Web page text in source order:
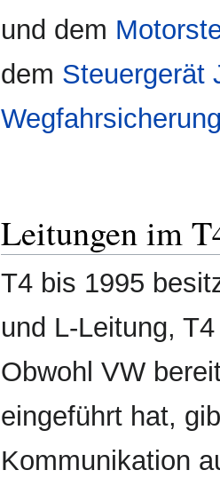
und dem
dem Steuergerät
Leitungen im
T4 bis 1995
und L-Leitung,
Obwohl VW
eingeführt hat,
Kommunikation